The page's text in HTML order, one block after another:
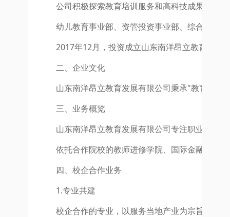
公司积极探索教育培训服务和高科技成果产业
幼儿教育事业部、资管投资事业部、综合业务
2017年12月，投资成立山东南洋昂立教育发展
二、企业文化
山东南洋昂立教育发展有限公司秉承"教育回
三、业务概览
山东南洋昂立教育发展有限公司专注职业教育
依托合作院校的教师进修学院、国际金融研究
四、校企合作业务
1.专业共建
校企合作的专业，以服务当地产业为宗旨，为